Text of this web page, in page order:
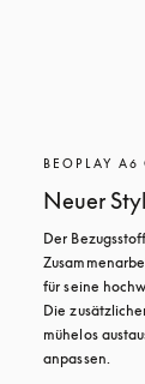
BEOPLAY A6
Neuer
Der
für seine
Die
mühelos
anpassen.